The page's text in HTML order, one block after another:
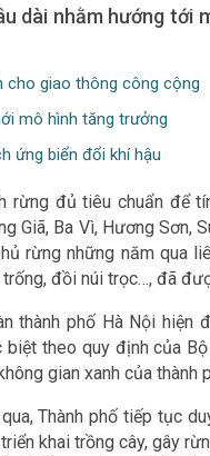
dài nhằm hướng tới
cho giao thông công cộng
mô hình tăng trưởng
ứng biển đổi khí hậu
rừng đủ tiêu chuẩn để
Giã, Ba Vì, Hương Sơn,
rừng những năm qua
đồi núi trọc…, đã
thành phố Hà Nội hiện
theo quy định của
gian xanh của thành
Thành phố tiếp tục
khai trồng cây, gây